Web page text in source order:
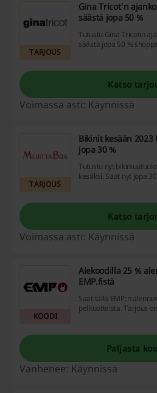
TARJOUS
Gina Tricot'n
säästä jopa 50 %
Tutustu Gina Tricotin
säästä jopa 50 %
kannattaa.
Katso
Voimassa asti: Käynnissä
TARJOUS
Bikinit kesään
jopa 30 %
Tutustu nyt
kesäksi. Saat nyt jopa
Katso
Voimassa asti: Käynnissä
KOODI
Alekoodilla 25 %
EMP.fistä
Saat tällä EMP:n
pelituotteista. Tarjous
Paljasta
Vanhenee: Käynnissä